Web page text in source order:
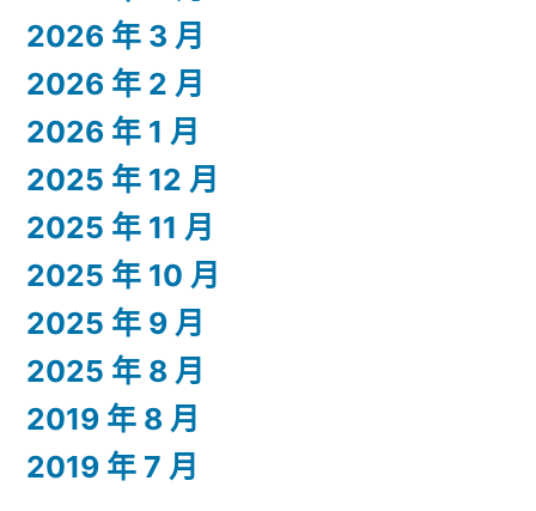
2026 年 3 月
2026 年 2 月
2026 年 1 月
2025 年 12 月
2025 年 11 月
2025 年 10 月
2025 年 9 月
2025 年 8 月
2019 年 8 月
2019 年 7 月